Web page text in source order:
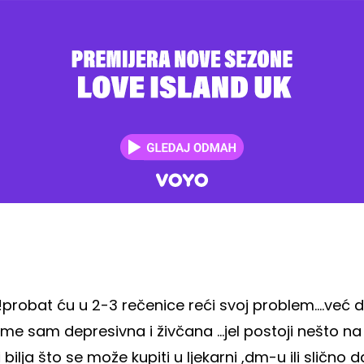
ću u 2-3 rečenice reći svoj problem....već
sam depresivna i živčana ...jel postoji nešto na
bilja što se može kupiti u ljekarni ,dm-u ili slično